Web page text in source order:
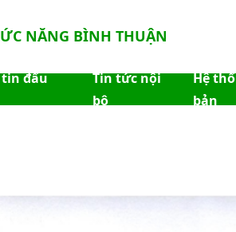
NĂNG BÌNH THUẬN
đấu
Tin tức nội
bộ
Hệ
bản